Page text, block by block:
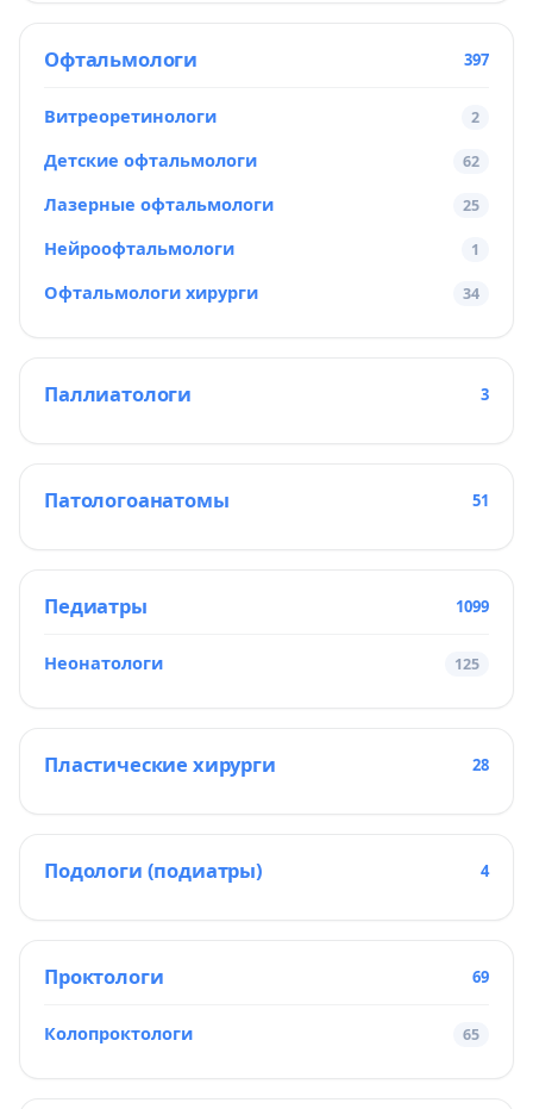
Офтальмологи 397
Витреоретинологи 2
Детские офтальмологи 62
Лазерные офтальмологи 25
Нейроофтальмологи 1
Офтальмологи хирурги 34
Паллиатологи 3
Патологоанатомы 51
Педиатры 1099
Неонатологи 125
Пластические хирурги 28
Подологи (подиатры) 4
Проктологи 69
Колопроктологи 65